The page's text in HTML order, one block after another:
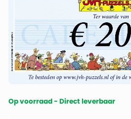
Op voorraad - Direct leverbaar